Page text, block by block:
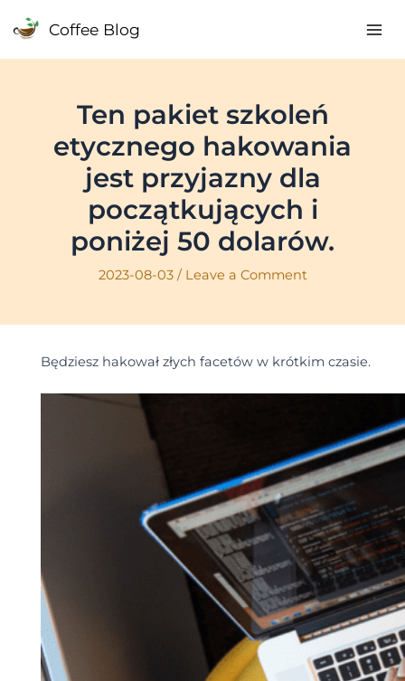
Coffee Blog
Ten pakiet szkoleń
etycznego hakowania
jest przyjazny dla
początkujących i
poniżej 50 dolarów.
2023-08-03 / Leave a Comment
Będziesz hakował złych facetów w krótkim czasie.